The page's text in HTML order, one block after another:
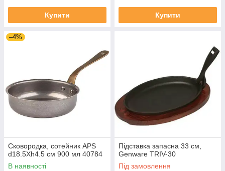
Купити Купити
–4%
Сковородка, сотейник APS
d18.5Xh4.5 см 900 мл 40784
В наявності
Підставка запасна 33 см,
Genware TRIV-30
Під замовлення